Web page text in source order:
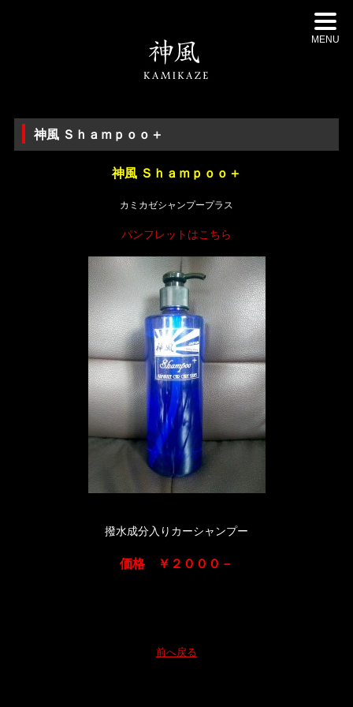
MENU
神風 Ｓｈａｍｐｏｏ＋
神風 Ｓｈａｍｐｏｏ＋
カミカゼシャンプープラス
パンフレットはこちら
撥水成分入りカーシャンプー
価格 ￥２０００－
前へ戻る